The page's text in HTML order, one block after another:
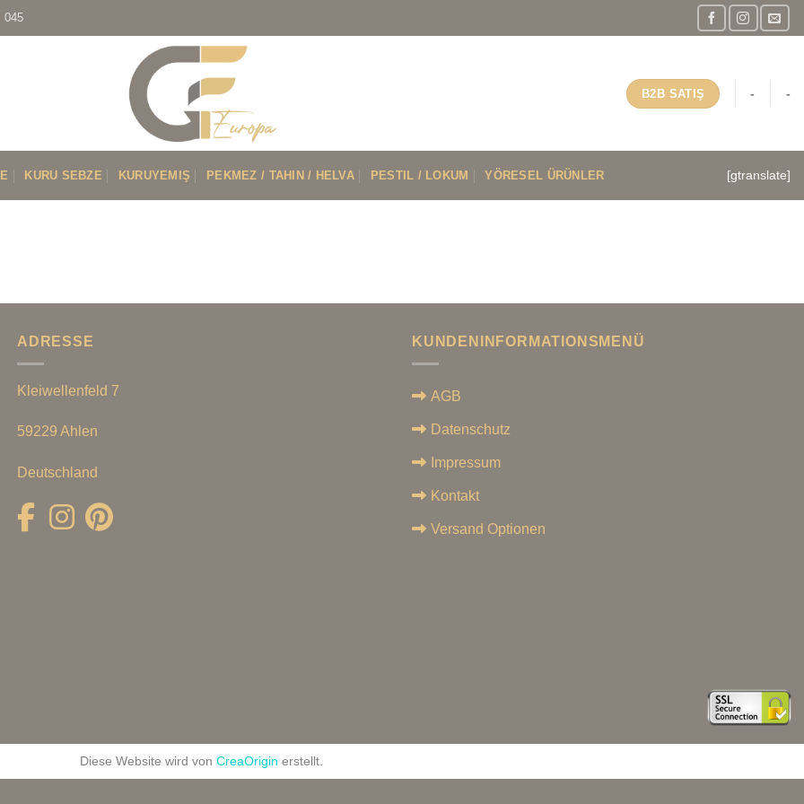
045
B2B SATIŞ - -
KURU SEBZE KURUYEMIŞ PEKMEZ / TAHIN / HELVA PESTIL / LOKUM YÖRESEL ÜRÜNLER [gtranslate]
ADRESSE
Kleiwellenfeld 7
59229 Ahlen
Deutschland
KUNDENINFORMATIONSMENÜ
AGB
Datenschutz
Impressum
Kontakt
Versand Optionen
Diese Website wird von CreaOrigin erstellt.